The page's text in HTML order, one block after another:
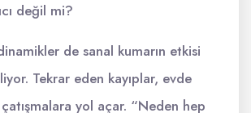
değil mi?
de sanal kumarın etkisi
Tekrar eden kayıplar, evde
yol açar. “Neden hep